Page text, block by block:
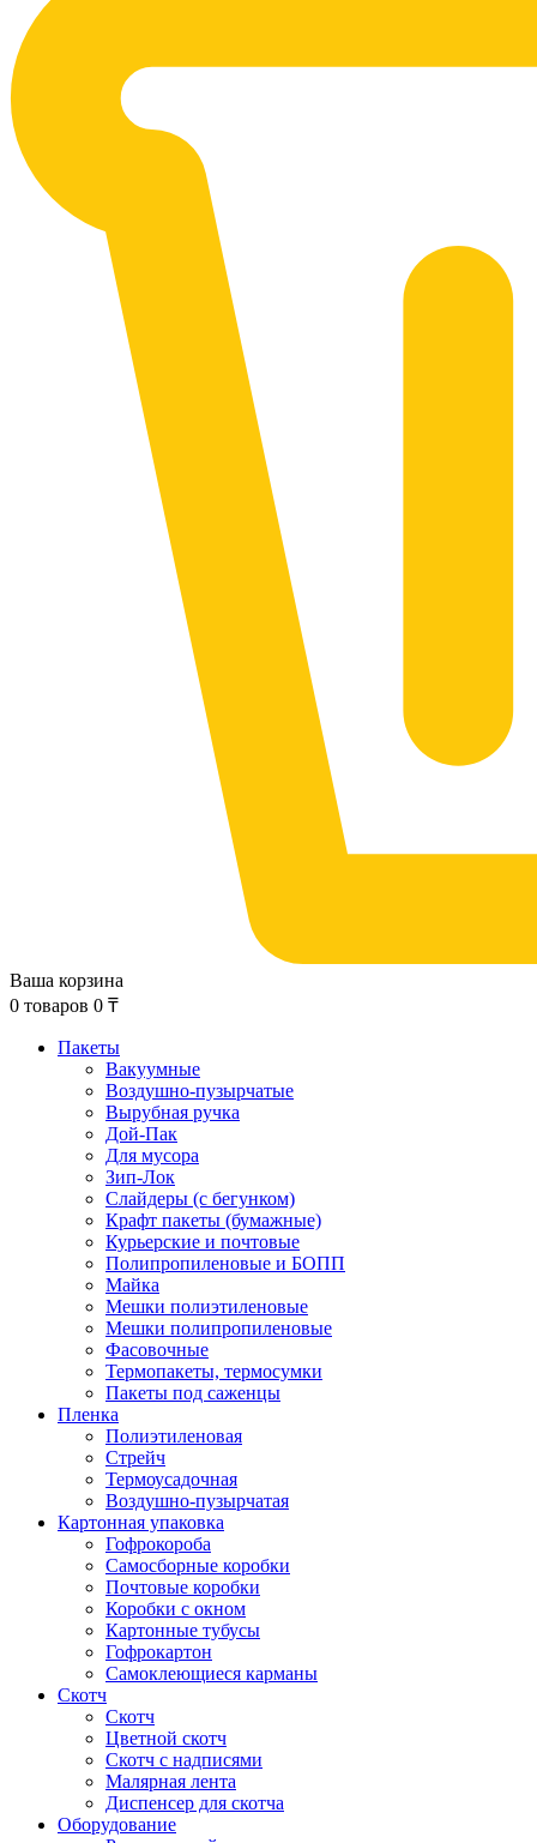
Ваша корзина
0 товаров 0 ₸
Пакеты
Вакуумные
Воздушно-пузырчатые
Вырубная ручка
Дой-Пак
Для мусора
Зип-Лок
Слайдеры (с бегунком)
Крафт пакеты (бумажные)
Курьерские и почтовые
Полипропиленовые и БОПП
Майка
Мешки полиэтиленовые
Мешки полипропиленовые
Фасовочные
Термопакеты, термосумки
Пакеты под саженцы
Пленка
Полиэтиленовая
Стрейч
Термоусадочная
Воздушно-пузырчатая
Картонная упаковка
Гофрокороба
Самосборные коробки
Почтовые коробки
Коробки с окном
Картонные тубусы
Гофрокартон
Самоклеющиеся карманы
Скотч
Скотч
Цветной скотч
Скотч с надписями
Малярная лента
Диспенсер для скотча
Оборудование